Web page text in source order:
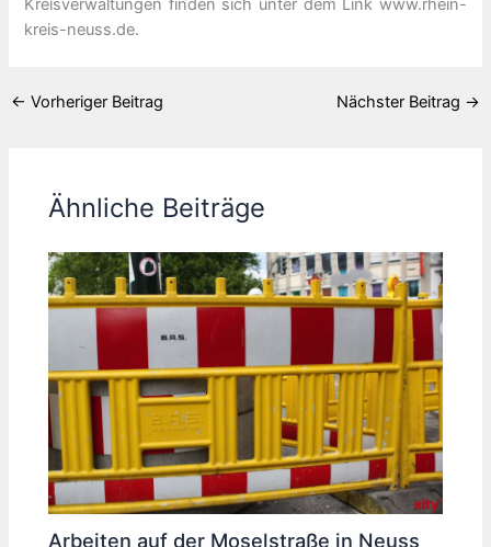
Kreisverwaltungen finden sich unter dem Link www.rhein-
kreis-neuss.de.
← Vorheriger Beitrag Nächster Beitrag →
Ähnliche Beiträge
Arbeiten auf der Moselstraße in Neuss